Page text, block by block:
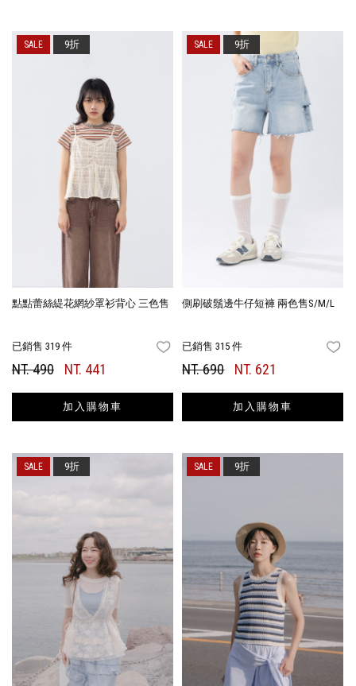
點點蕾絲緹花網紗罩衫背心 三色售
已銷售 319 件 FAVORITES
NT. 490 NT. 441
加入購物車
9折
側刷破鬚邊牛仔短褲 兩色售S/M/L
已銷售 315 件
NT. 690 NT. 621
加入購物車
9折
9折 9折